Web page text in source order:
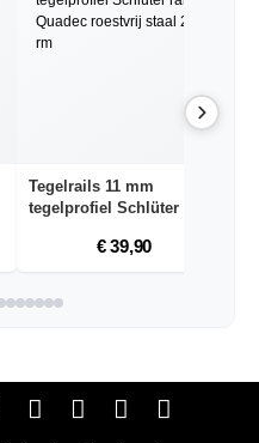
Tegelrails 11 mm
tegelprofiel Schlüter r...
€ 39,90